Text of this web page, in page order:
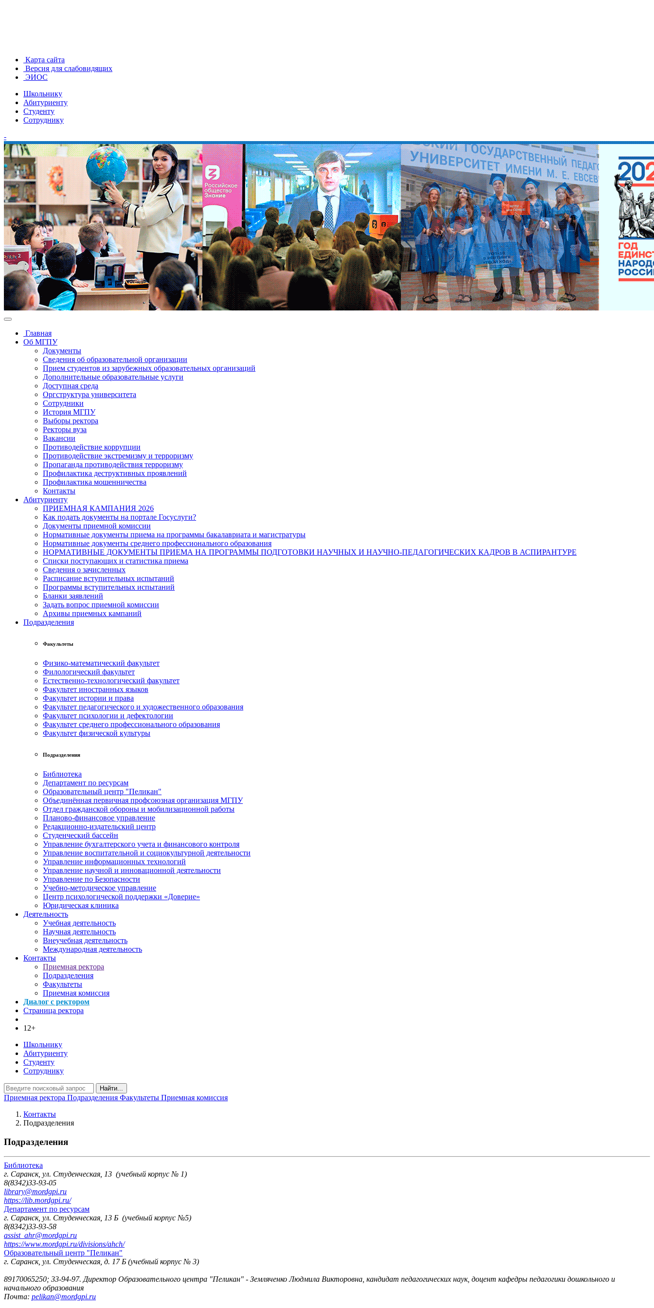
Карта сайта
Версия для слабовидящих
ЭИОС
Школьнику
Абитуриенту
Студенту
Сотруднику
-
Главная
Об МГПУ
Документы
Сведения об образовательной организации
Прием студентов из зарубежных образовательных организаций
Дополнительные образовательные услуги
Доступная среда
Оргструктура университета
Сотрудники
История МГПУ
Выборы ректора
Ректоры вуза
Вакансии
Противодействие коррупции
Противодействие экстремизму и терроризму
Пропаганда противодействия терроризму
Профилактика деструктивных проявлений
Профилактика мошенничества
Контакты
Абитуриенту
ПРИЕМНАЯ КАМПАНИЯ 2026
Как подать документы на портале Госуслуги?
Документы приемной комиссии
Нормативные документы приема на программы бакалавриата и магистратуры
Нормативные документы среднего профессионального образования
НОРМАТИВНЫЕ ДОКУМЕНТЫ ПРИЕМА НА ПРОГРАММЫ ПОДГОТОВКИ НАУЧНЫХ И НАУЧНО-ПЕДАГОГИЧЕСКИХ КАДРОВ В АСПИРАНТУРЕ
Списки поступающих и статистика приема
Сведения о зачисленных
Расписание вступительных испытаний
Программы вступительных испытаний
Бланки заявлений
Задать вопрос приемной комиссии
Архивы приемных кампаний
Подразделения
Факультеты
Физико-математический факультет
Филологический факультет
Естественно-технологический факультет
Факультет иностранных языков
Факультет истории и права
Факультет педагогического и художественного образования
Факультет психологии и дефектологии
Факультет среднего профессионального образования
Факультет физической культуры
Подразделения
Библиотека
Департамент по ресурсам
Образовательный центр "Пеликан"
Объединённая первичная профсоюзная организация МГПУ
Отдел гражданской обороны и мобилизационной работы
Планово-финансовое управление
Редакционно-издательский центр
Студенческий бассейн
Управление бухгалтерского учета и финансового контроля
Управление воспитательной и социокультурной деятельности
Управление информационных технологий
Управление научной и инновационной деятельности
Управление по Безопасности
Учебно-методическое управление
Центр психологической поддержки «Доверие»
Юридическая клиника
Деятельность
Учебная деятельность
Научная деятельность
Внеучебная деятельность
Международная деятельность
Контакты
Приемная ректора
Подразделения
Факультеты
Приемная комиссия
Диалог с ректором
Страница ректора
12+
Школьнику
Абитуриенту
Студенту
Сотруднику
Найти...
Приемная ректора Подразделения Факультеты Приемная комиссия
Контакты
Подразделения
Подразделения
Библиотека
г. Саранск, ул. Студенческая, 13 (учебный корпус № 1)
8(8342)33-93-05
library@mordgpi.ru
https://lib.mordgpi.ru/
Департамент по ресурсам
г. Саранск, ул. Студенческая, 13 Б (учебный корпус №5)
8(8342)33-93-58
assist_ahr@mordgpi.ru
https://www.mordgpi.ru/divisions/ahch/
Образовательный центр "Пеликан"
г. Саранск, ул. Студенческая, д. 17 Б (учебный корпус № 3)
89170065250; 33-94-97. Директор Образовательного центра "Пеликан" - Земляченко Людмила Викторовна, кандидат педагогических наук, доцент кафедры педагогики дошкольного и
начального образования
Почта: pelikan@mordgpi.ru